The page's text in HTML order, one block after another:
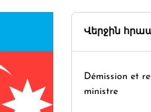
Վերջին
Démission et
ministre